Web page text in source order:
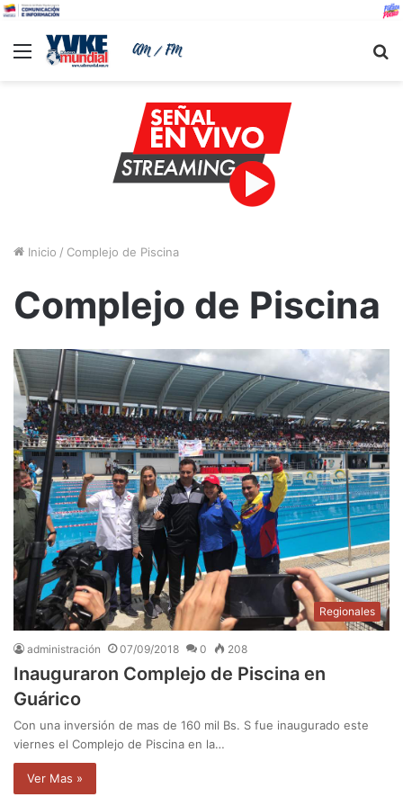
Menu
Inicio / Complejo de Piscina
Complejo de Piscina
Regionales
administración 07/09/2018 0 208
Inauguraron Complejo de Piscina en
Guárico
Con una inversión de mas de 160 mil Bs. S fue inaugurado este
viernes el Complejo de Piscina en la…
Ver Mas »